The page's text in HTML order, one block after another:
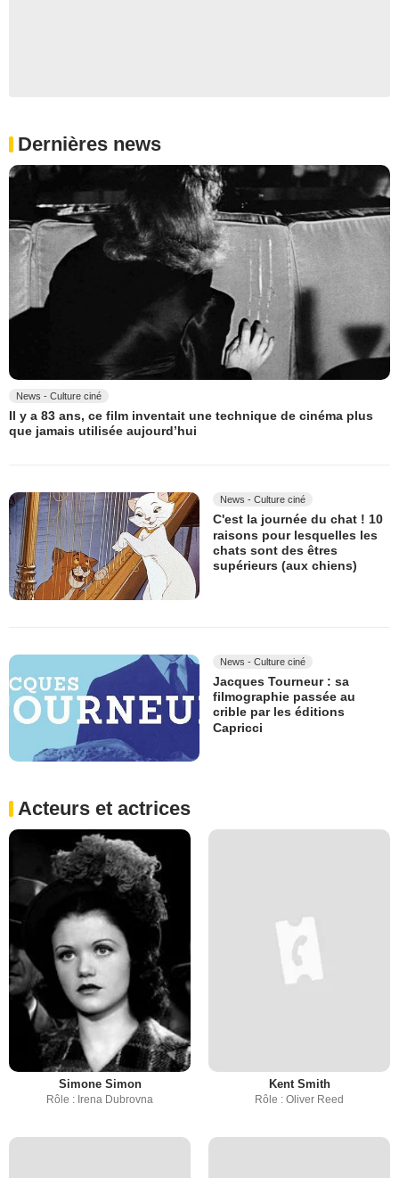
Dernières news
News - Culture ciné
Il y a 83 ans, ce film inventait une technique de cinéma plus
que jamais utilisée aujourd’hui
News - Culture ciné
C'est la journée du chat ! 10
raisons pour lesquelles les
chats sont des êtres
supérieurs (aux chiens)
News - Culture ciné
Jacques Tourneur : sa
filmographie passée au
crible par les éditions
Capricci
Acteurs et actrices
Simone Simon
Rôle : Irena Dubrovna
Kent Smith
Rôle : Oliver Reed